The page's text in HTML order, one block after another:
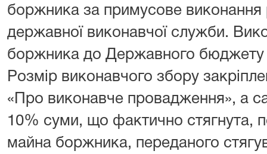
боржника за примусове виконання
державної виконавчої служби.
боржника до Державного бюджету
Розмір виконавчого збору
«Про виконавче провадження», а
10% суми, що фактично стягнута,
майна боржника, переданого